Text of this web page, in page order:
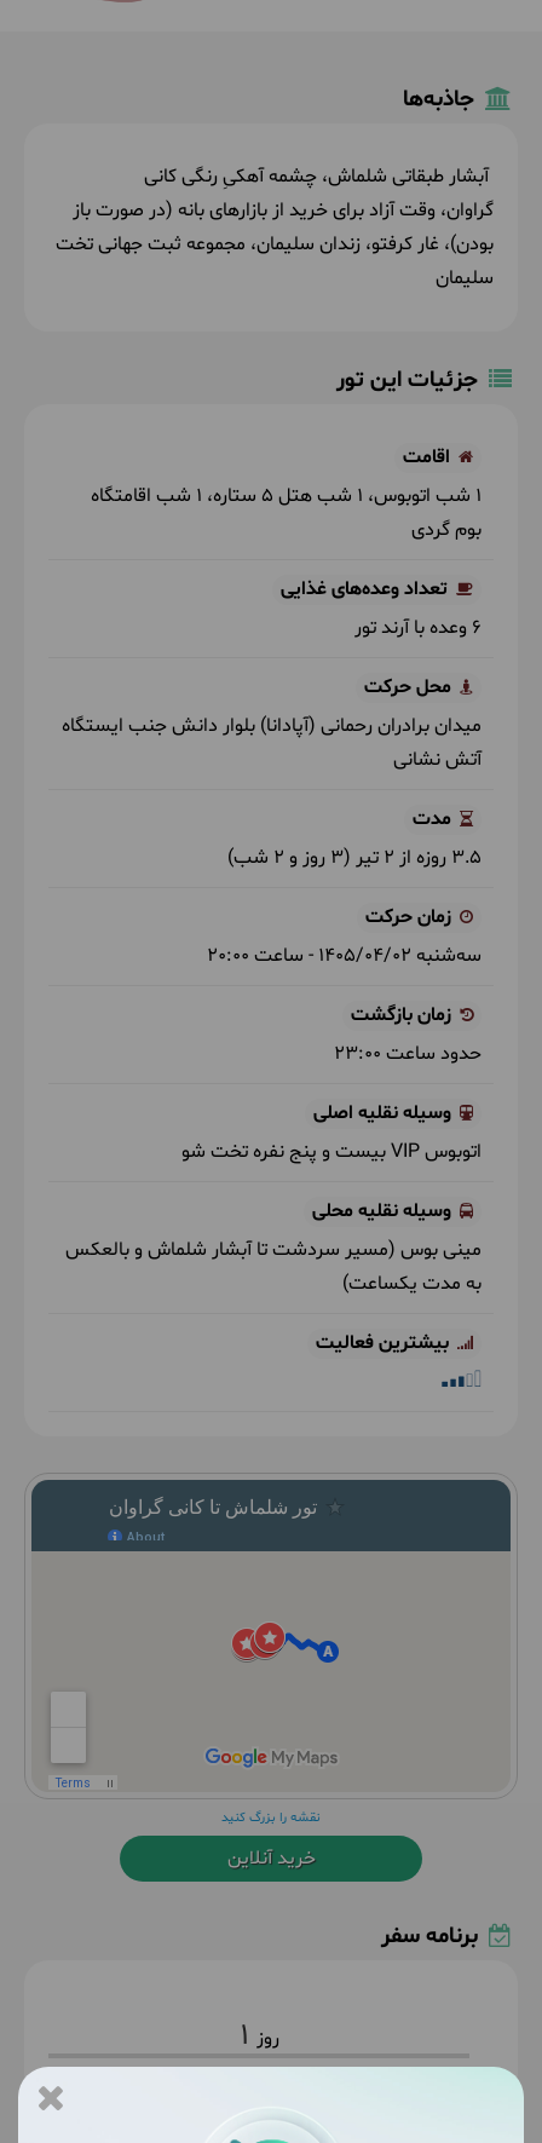
جاذبه‌ها
آبشار طبقاتی شلماش، چشمه آهکیِ رنگی کانی
گراوان، وقت آزاد برای خرید از بازارهای بانه (در صورت باز
بودن)، غار کرفتو، زندان سلیمان، مجموعه ثبت جهانی تخت
سلیمان
جزئیات این تور
اقامت
1 شب اتوبوس
1 شب هتل 5 ستاره
1 شب اقامتگاه
بوم گردی
تعداد وعده‌های غذایی
6 وعده با آرند تور
محل حرکت
میدان برادران رحمانی (آپادانا) بلوار دانش جنب ایستگاه
آتش نشانی
مدت
3.5 روزه از 2 تیر (3 روز و 2 شب)
زمان حرکت
سه‌شنبه 1405/04/02 - ساعت 20:00
زمان بازگشت
حدود ساعت 23:00
وسیله نقلیه اصلی
اتوبوس VIP بیست و پنج نفره تخت شو
وسیله نقلیه محلی
مینی بوس (مسیر سردشت تا آبشار شلماش و بالعکس
به مدت یکساعت)
بیشترین فعالیت
نقشه را بزرگ کنید
خرید آنلاین
برنامه سفر
1
شبانه راهی شهر سردشت و روستای شلماش می‌شویم